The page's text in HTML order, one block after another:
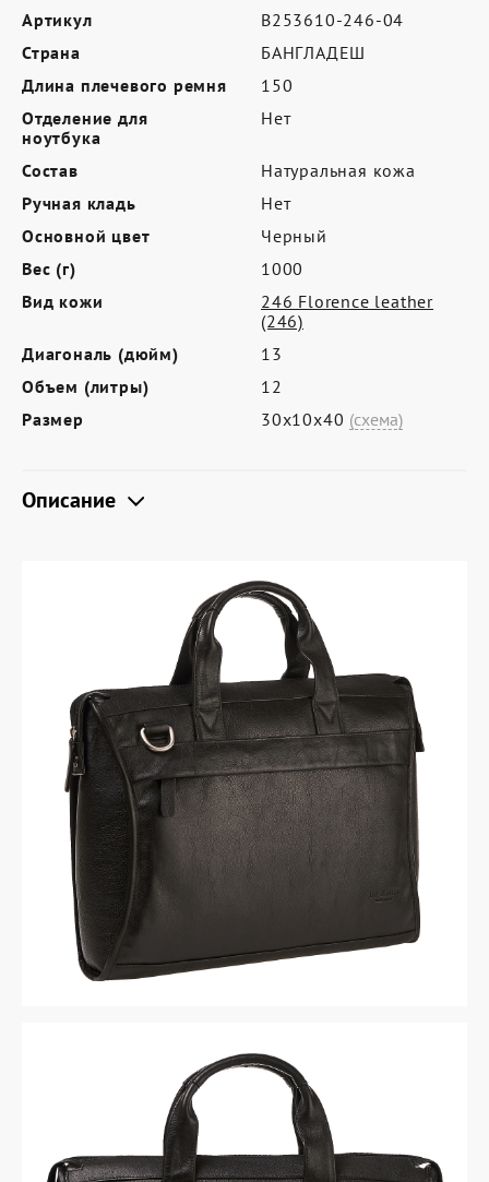
Сертификат Dr.Koffer
Где купить
Партнерам
Контакты
Программа лояльности
Политика обработки персональных
данных
Артикул
B253610-246-04
Страна
БАНГЛАДЕШ
Длина плечевого ремня
150
Отделение для
ноутбука
Нет
Состав
Натуральная кожа
Ручная кладь
Нет
Основной цвет
Черный
Вес (г)
1000
Вид кожи
246 Florence leather
(246)
Диагональ (дюйм)
13
Объем (литры)
12
Размер
30х10х40 (схема)
Описание